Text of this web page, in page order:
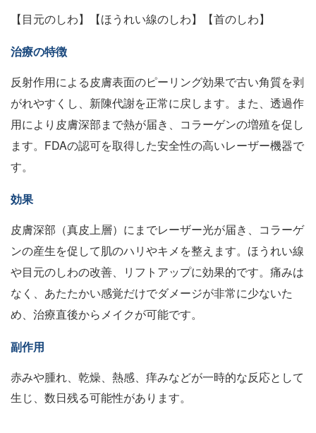
【目元のしわ】【ほうれい線のしわ】【首のしわ】
治療の特徴
反射作用による皮膚表面のピーリング効果で古い角質を剥
がれやすくし、新陳代謝を正常に戻します。また、透過作
用により皮膚深部まで熱が届き、コラーゲンの増殖を促し
ます。FDAの認可を取得した安全性の高いレーザー機器で
す。
効果
皮膚深部（真皮上層）にまでレーザー光が届き、コラーゲ
ンの産生を促して肌のハリやキメを整えます。ほうれい線
や目元のしわの改善、リフトアップに効果的です。痛みは
なく、あたたかい感覚だけでダメージが非常に少ないた
め、治療直後からメイクが可能です。
副作用
赤みや腫れ、乾燥、熱感、痒みなどが一時的な反応として
生じ、数日残る可能性があります。